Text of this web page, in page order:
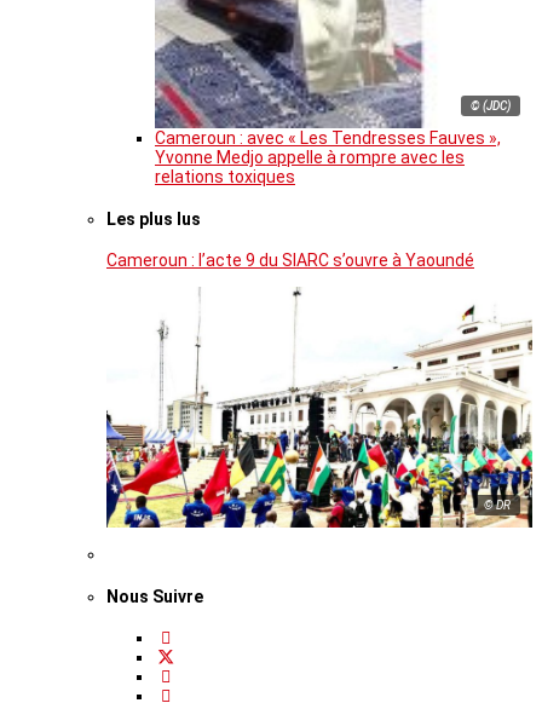
© (JDC)
Cameroun : avec « Les Tendresses Fauves »,
Yvonne Medjo appelle à rompre avec les
relations toxiques
Les plus lus
Cameroun : l’acte 9 du SIARC s’ouvre à Yaoundé
© DR
Nous Suivre